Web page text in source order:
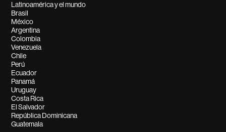
Latinoamérica y el mundo
Brasil
México
Argentina
Colombia
Venezuela
Chile
Perú
Ecuador
Panamá
Uruguay
Costa Rica
El Salvador
República Dominicana
Guatemala